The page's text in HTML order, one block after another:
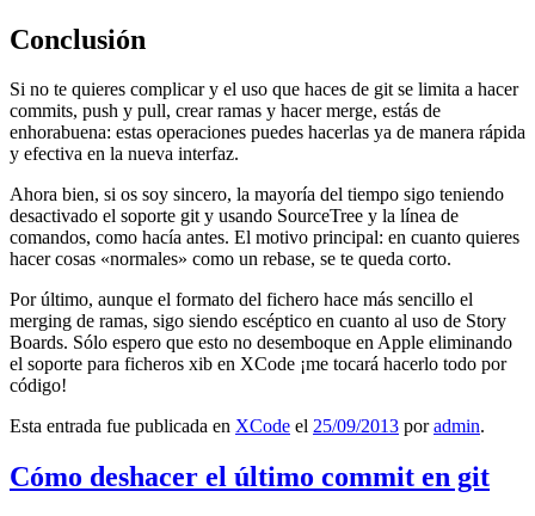
Conclusión
Si no te quieres complicar y el uso que haces de git se limita a hacer
commits, push y pull, crear ramas y hacer merge, estás de
enhorabuena: estas operaciones puedes hacerlas ya de manera rápida
y efectiva en la nueva interfaz.
Ahora bien, si os soy sincero, la mayoría del tiempo sigo teniendo
desactivado el soporte git y usando SourceTree y la línea de
comandos, como hacía antes. El motivo principal: en cuanto quieres
hacer cosas «normales» como un rebase, se te queda corto.
Por último, aunque el formato del fichero hace más sencillo el
merging de ramas, sigo siendo escéptico en cuanto al uso de Story
Boards. Sólo espero que esto no desemboque en Apple eliminando
el soporte para ficheros xib en XCode ¡me tocará hacerlo todo por
código!
Esta entrada fue publicada en XCode el 25/09/2013 poradmin.
Cómo deshacer el último commit en git